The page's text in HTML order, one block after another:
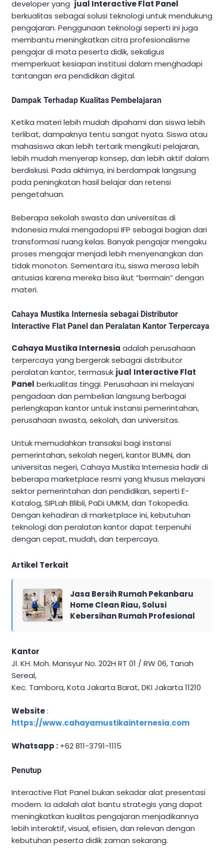
developer yang jual Interactive Flat Panel
berkualitas sebagai solusi teknologi untuk mendukung
pengajaran. Penggunaan teknologi seperti ini juga
membantu meningkatkan citra profesionalisme
pengajar di mata peserta didik, sekaligus
memperkuat kesiapan institusi dalam menghadapi
tantangan era pendidikan digital.
Dampak Terhadap Kualitas Pembelajaran
Ketika materi lebih mudah dipahami dan siswa lebih
terlibat, dampaknya tentu sangat nyata. Siswa atau
mahasiswa akan lebih tertarik mengikuti pelajaran,
lebih mudah menyerap konsep, dan lebih aktif dalam
berdiskusi. Pada akhirnya, ini berdampak langsung
pada peningkatan hasil belajar dan retensi
pengetahuan.
Beberapa sekolah swasta dan universitas di
Indonesia mulai mengadopsi IFP sebagai bagian dari
transformasi ruang kelas. Banyak pengajar mengaku
proses mengajar menjadi lebih menyenangkan dan
tidak monoton. Sementara itu, siswa merasa lebih
antusias karena mereka bisa ikut “bermain” dengan
materi.
Cahaya Mustika Internesia sebagai Distributor
Interactive Flat Panel dan Peralatan Kantor Terpercaya
Cahaya Mustika Internesia adalah perusahaan
terpercaya yang bergerak sebagai distributor
peralatan kantor, termasuk jual Interactive Flat
Panel berkualitas tinggi. Perusahaan ini melayani
pengadaan dan pembelian langsung berbagai
perlengkapan kantor untuk instansi pemerintahan,
perusahaan swasta, sekolah, dan universitas.
Untuk memudahkan transaksi bagi instansi
pemerintahan, sekolah negeri, kantor BUMN, dan
universitas negeri, Cahaya Mustika Internesia hadir di
beberapa marketplace resmi yang khusus melayani
sektor pemerintahan dan pendidikan, seperti E-
Katalog, SIPLah Blibli, PaDi UMKM, dan Tokopedia.
Dengan kehadiran di marketplace ini, kebutuhan
teknologi dan peralatan kantor dapat terpenuhi
dengan cepat, mudah, dan terpercaya.
Artikel Terkait
Jasa Bersih Rumah Pekanbaru
Home Clean Riau, Solusi
Kebersihan Rumah Profesional
Kantor
Jl. KH. Moh. Mansyur No. 202H RT 01 / RW 06, Tanah
Sereal,
Kec. Tambora, Kota Jakarta Barat, DKI Jakarta 11210
Website:
https://www.cahayamustikainternesia.com
Whatsapp : +62 811-3791-1115
Penutup
Interactive Flat Panel bukan sekadar alat presentasi
modern. Ia adalah alat bantu strategis yang dapat
meningkatkan kualitas pengajaran menjadikannya
lebih interaktif, visual, efisien, dan relevan dengan
kebutuhan peserta didik zaman sekarang.